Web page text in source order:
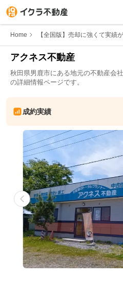
はじめての方へ
物件の価格を知る
お家の売却を学ぶ
不動産会社向け情報
Home 【全国版】売却に強くて実績
アクネス不動産
秋田県男鹿市にある地元の不動産会社
の詳細情報ページです。
成約実績